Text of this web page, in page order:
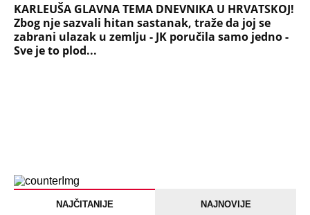
KARLEUŠA GLAVNA TEMA DNEVNIKA U HRVATSKOJ!
Zbog nje sazvali hitan sastanak, traže da joj se
zabrani ulazak u zemlju - JK poručila samo jedno -
Sve je to plod...
NAJČITANIJE NAJNOVIJE